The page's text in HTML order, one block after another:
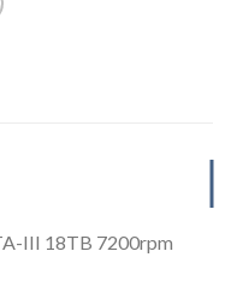
III 18TB 7200rpm